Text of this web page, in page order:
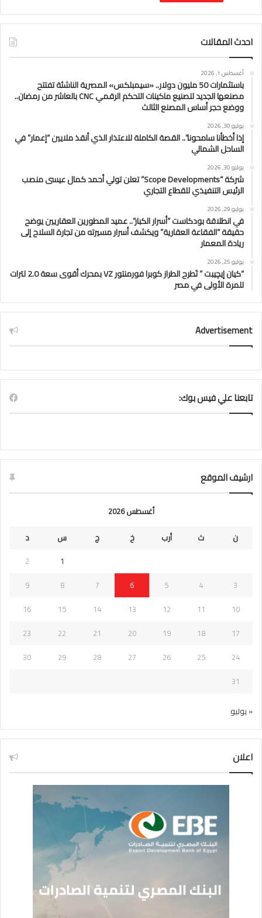
احدث المقالات
أغسطس 1, 2026
باستثمارات 50 مليون دولار.. «سيمبلكس» المصرية الناشئة تفتتح
مصنعها الجديد لتصنيع ماكينات التحكم الرقمي CNC بالعاشر من رمضان..
ووضع حجر أساس المصنع الثالث
يوليو 30, 2026
إذا أخطأنا سامحونا”.. القصة الكاملة للاعتذار الذي أنقذ ملايين “إعمار” في
الساحل الشمالي
يوليو 30, 2026
شركة “Scope Developments” تعلن تولي أحمد كمال عيسى منصب
الرئيس التنفيذي للقطاع التجاري
يوليو 29, 2026
في انطلاقة بودكاست “أسرار الكبار”.. عميد المطورين العقاريين يوضح
حقيقة “الفقاعة العقارية” ويكشف أسرار مسيرته من تجارة السلاح إلى
ريادة المعمار
يوليو 25, 2026
“كيان إيچيبت ” تَطرح الطراز كوبرا فورمنتور VZ بمحرك أقوى سعة 2.0 لترات
للمرة الأولى في مصر
Advertisement
تابعنا علي فيس بوك:
ارشيف الموقع
أغسطس 2026
ن
ث أرب خ ج س
د
1
2
3
4
5
6
7
8
9
10
11
12
13
14
15
16
17
18
19
20
21
22
23
24
25
26
27
28
29
30
31
« يوليو
اعلان